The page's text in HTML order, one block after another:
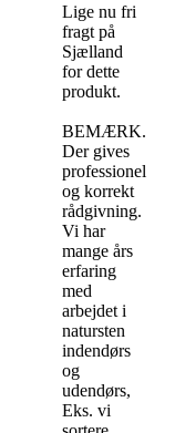
Lige nu fri
fragt på
Sjælland
for dette
produkt.
BEMÆRK.
Der gives
professionel
og korrekt
rådgivning.
Vi har
mange års
erfaring
med
arbejdet i
natursten
indendørs
og
udendørs,
Eks. vi